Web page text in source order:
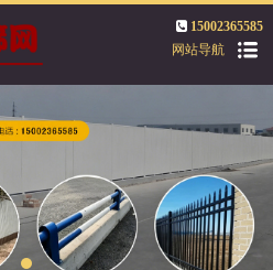
15002365585
网站导航